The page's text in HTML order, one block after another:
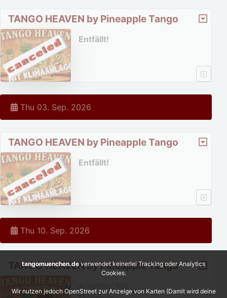
TANGO HEAVEN by Pineapple Tango
Entfällt!
Thu 03. Sep. 2026
TANGO HEAVEN by Pineapple Tango
Entfällt!
Thu 10. Sep. 2026
TANGO HEAVEN by Pineapple Tango
tangomuenchen.deverwendet keinerlei Tracking oder Analytics
Cookies.
Wir nutzen jedoch OpenStreet zur Anzeige von Karten (Damit wird deine